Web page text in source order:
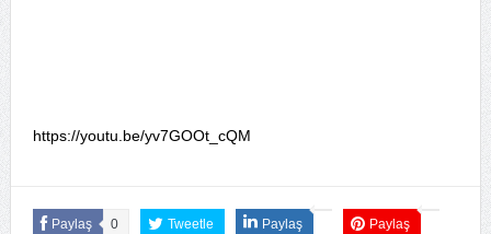
https://youtu.be/yv7GOOt_cQM
Paylaş 0 Tweetle Paylaş Paylaş